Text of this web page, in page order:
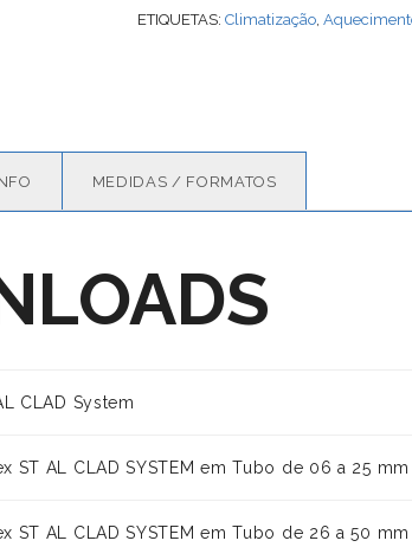
ETIQUETAS: Climatização
MEDIDAS / FORMATOS
CLAD System
ST AL CLAD SYSTEM em Tubo de 06 a 25
ST AL CLAD SYSTEM em Tubo de 26 a 50